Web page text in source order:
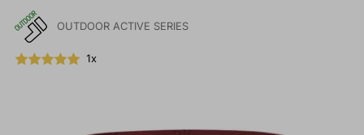
OUTDOOR ACTIVE SERIES
1x